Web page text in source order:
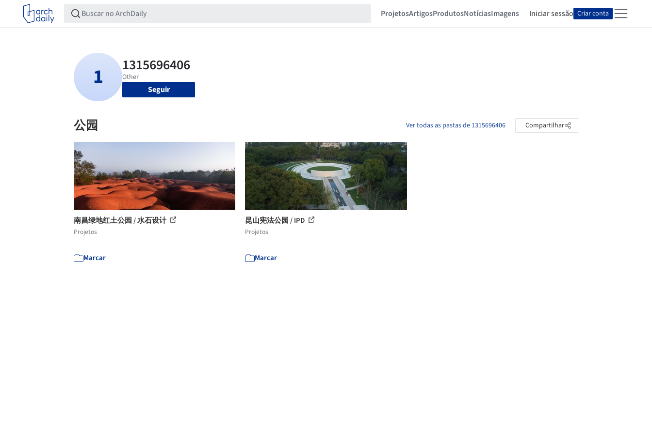
ProjetosArtigosProdutosNotíciasImagens Iniciar sessão Criar conta
Seguir
公园 Ver todas as pastas de 1315696406 Compartilhar
南昌绿地红土公园 / 水石设计
Projetos
Marcar
昆山宪法公园 / IPD
Projetos
Marcar